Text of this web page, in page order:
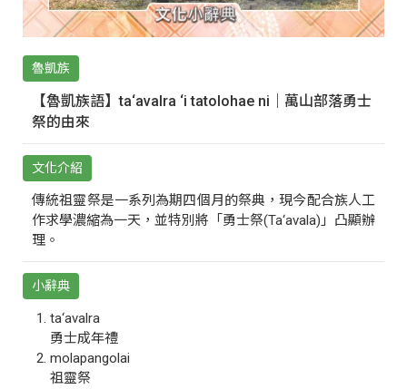
魯凱族
【魯凱族語】ta‘avalra ‘i tatolohae ni｜萬山部落勇士
祭的由來
文化介紹
傳統祖靈祭是一系列為期四個月的祭典，現今配合族人工
作求學濃縮為一天，並特別將「勇士祭(Ta‘avala)」凸顯辦
理。
小辭典
ta‘avalra
勇士成年禮
molapangolai
祖靈祭